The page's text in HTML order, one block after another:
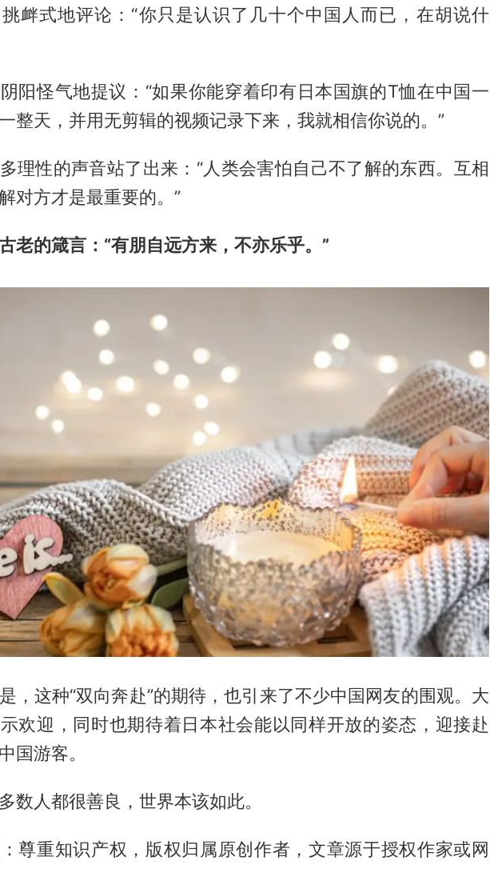
衅式地评论：“你只是认识了几十个中国人而已，在胡说什
阳怪气地提议：“如果你能穿着印有日本国旗的T恤在中国一
整天，并用无剪辑的视频记录下来，我就相信你说的。”
理性的声音站了出来：“人类会害怕自己不了解的东西。互相
对方才是最重要的。”
老的箴言：“有朋自远方来，不亦乐乎。”
，这种“双向奔赴”的期待，也引来了不少中国网友的围观。大
欢迎，同时也期待着日本社会能以同样开放的姿态，迎接赴
国游客。
数人都很善良，世界本该如此。
尊重知识产权，版权归属原创作者，文章源于授权作家或网